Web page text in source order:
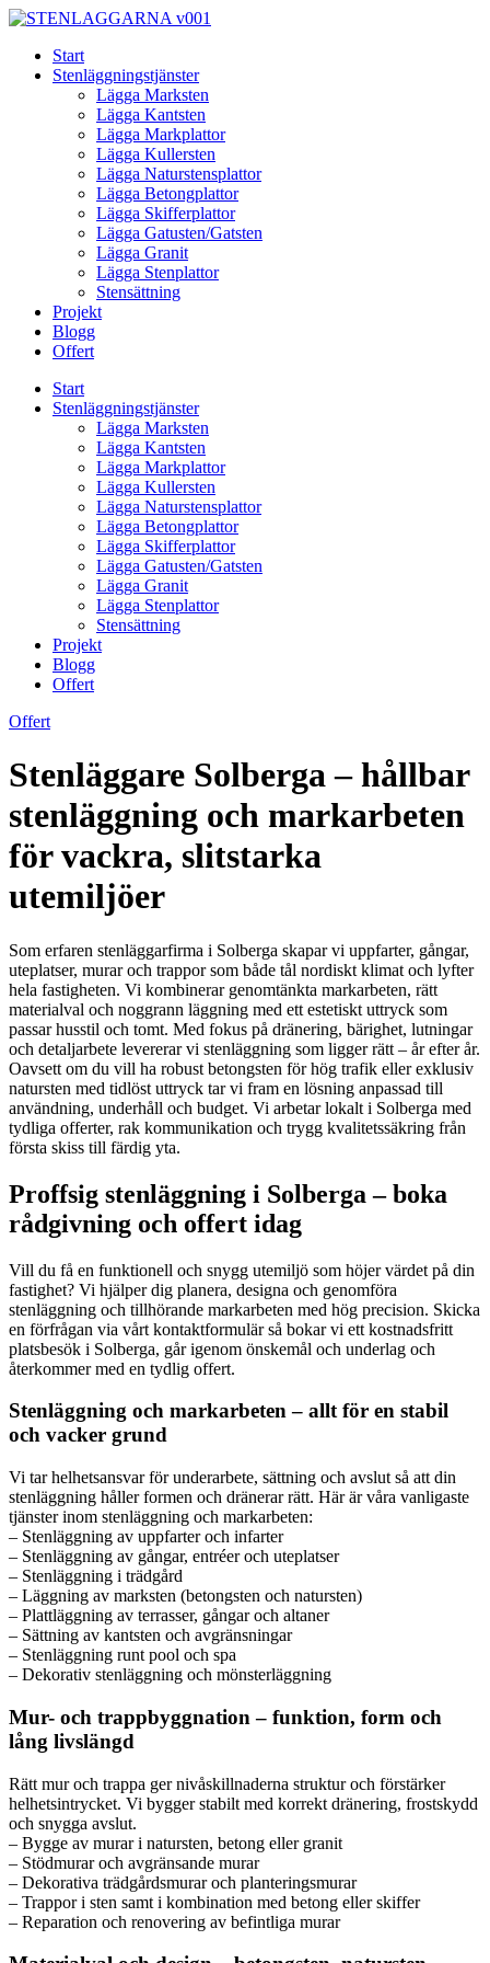
Skip
contentStart
Stenläggningstjänster
Lägga Marksten
Lägga Kantsten
Lägga Markplattor
Lägga Kullersten
Lägga Naturstensplattor
Lägga Betongplattor
Lägga Skifferplattor
Lägga Gatusten/Gatsten
Lägga Granit
Lägga Stenplattor
Stensättning
Projekt
Blogg
Offert
Start
Stenläggningstjänster
Lägga Marksten
Lägga Kantsten
Lägga Markplattor
Lägga Kullersten
Lägga Naturstensplattor
Lägga Betongplattor
Lägga Skifferplattor
Lägga Gatusten/Gatsten
Lägga Granit
Lägga Stenplattor
Stensättning
Projekt
Blogg
Offert
Offert
Stenläggare Solberga – hållbar
stenläggning och markarbeten
för vackra, slitstarka
utemiljöer
Som erfaren stenläggarfirma i Solberga skapar vi uppfarter, gångar,
uteplatser, murar och trappor som både tål nordiskt klimat och lyfter
hela fastigheten. Vi kombinerar genomtänkta markarbeten, rätt
materialval och noggrann läggning med ett estetiskt uttryck som
passar husstil och tomt. Med fokus på dränering, bärighet, lutningar
och detaljarbete levererar vi stenläggning som ligger rätt – år efter år.
Oavsett om du vill ha robust betongsten för hög trafik eller exklusiv
natursten med tidlöst uttryck tar vi fram en lösning anpassad till
användning, underhåll och budget. Vi arbetar lokalt i Solberga med
tydliga offerter, rak kommunikation och trygg kvalitetssäkring från
första skiss till färdig yta.
Proffsig stenläggning i Solberga – boka
rådgivning och offert idag
Vill du få en funktionell och snygg utemiljö som höjer värdet på din
fastighet? Vi hjälper dig planera, designa och genomföra
stenläggning och tillhörande markarbeten med hög precision. Skicka
en förfrågan via vårt kontaktformulär så bokar vi ett kostnadsfritt
platsbesök i Solberga, går igenom önskemål och underlag och
återkommer med en tydlig offert.
Stenläggning och markarbeten – allt för en stabil
och vacker grund
Vi tar helhetsansvar för underarbete, sättning och avslut så att din
stenläggning håller formen och dränerar rätt. Här är våra vanligaste
tjänster inom stenläggning och markarbeten:
– Stenläggning av uppfarter och infarter
– Stenläggning av gångar, entréer och uteplatser
– Stenläggning i trädgård
– Läggning av marksten (betongsten och natursten)
– Plattläggning av terrasser, gångar och altaner
– Sättning av kantsten och avgränsningar
– Stenläggning runt pool och spa
– Dekorativ stenläggning och mönsterläggning
Mur- och trappbyggnation – funktion, form och
lång livslängd
Rätt mur och trappa ger nivåskillnaderna struktur och förstärker
helhetsintrycket. Vi bygger stabilt med korrekt dränering, frostskydd
och snygga avslut.
– Bygge av murar i natursten, betong eller granit
– Stödmurar och avgränsande murar
– Dekorativa trädgårdsmurar och planteringsmurar
– Trappor i sten samt i kombination med betong eller skiffer
– Reparation och renovering av befintliga murar